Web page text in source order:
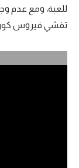
الدوري
الدوري
للعبة، ومع عدم
تفشي فيروس